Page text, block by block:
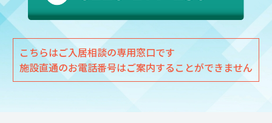
こちらはご入居相談の専用窓口です
施設直通のお電話番号はご案内することができません